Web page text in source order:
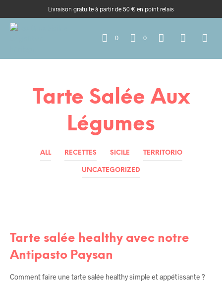
Livraison gratuite à partir de 50 € en point relais
0 0
Tarte Salée Aux
Légumes
ALL RECETTES SICILE TERRITORIO
UNCATEGORIZED
Tarte salée healthy avec notre
Antipasto Paysan
Comment faire une tarte salée healthy simple et appétissante ?